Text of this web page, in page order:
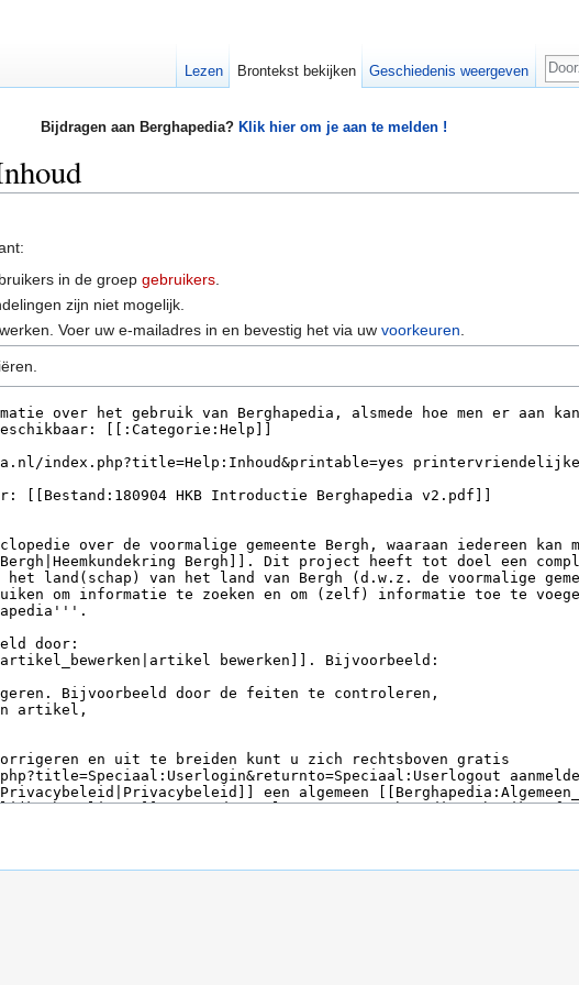
Bijdragen aan Berghapedia? Klik hier om je aan te melden !
in de groepgebruikers
zijn niet mogelijk.
Voer uw e-mailadres in en bevestig het via uwvoorkeuren.
Lezen Brontekst bekijken Geschiedenis weergeven